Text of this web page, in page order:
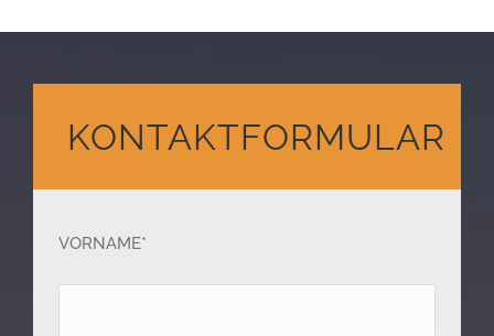
KONTAKTFORMULAR
VORNAME*